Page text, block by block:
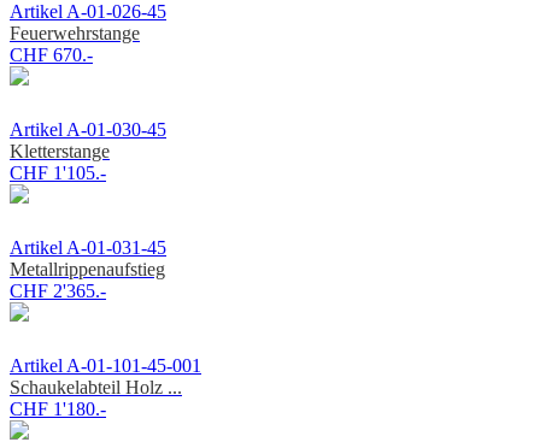
Artikel A-01-026-45
Feuerwehrstange
CHF 670.-
Artikel A-01-030-45
Kletterstange
CHF 1'105.-
Artikel A-01-031-45
Metallrippenaufstieg
CHF 2'365.-
Artikel A-01-101-45-001
Schaukelabteil Holz ...
CHF 1'180.-